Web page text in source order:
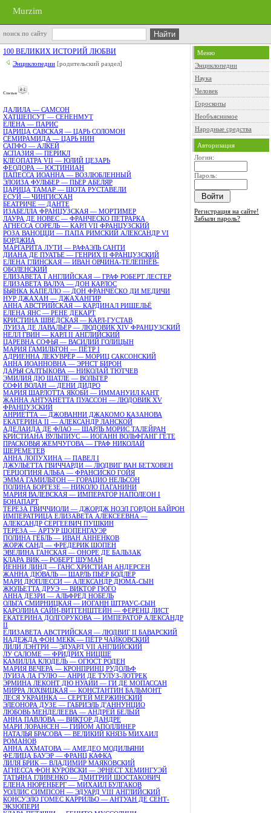
Murzim
поиск по сайту
100 ВЕЛИКИХ ИСТОРИЙ ЛЮБВИ
Энциклопедии [родительский раздел]
Cтатьи :
ДАЛИЛА — САМСОН
ХАТШЕПСУТ — СЕНЕНМУТ
ЕЛЕНА — ПАРИС
ЦАРИЦА САВСКАЯ — ЦАРЬ СОЛОМОН
СЕМИРАМИДА — ЦАРЬ НИН
САПФО — АЛКЕЙ
АСПАЗИЯ — ПЕРИКЛ
КЛЕОПАТРА VII — ЮЛИЙ ЦЕЗАРЬ
ФЕОДОРА — ЮСТИНИАН
ПАПЕССА ИОАННА — ВОЗЛЮБЛЕННЫЙ
ЭЛОИЗА ФУЛЬБЕР — ПЬЕР АБЕЛЯР
ЦАРИЦА ТАМАР — ШОТА РУСТАВЕЛИ
ЕСУЙ — ЧИНГИСХАН
БЕАТРИЧЕ — ДАНТЕ
ИЗАБЕЛЛА ФРАНЦУЗСКАЯ — МОРТИМЕР
ЛАУРА ДЕ НОВЕС — ФРАНЧЕСКО ПЕТРАРКА
АГНЕССА СОРЕЛЬ — КАРЛ VII ФРАНЦУЗСКИЙ
РОЗА ВАНОЦЦИ — ПАПА РИМСКИЙ АЛЕКСАНДР VI
БОРДЖИА
МАРГАРИТА ЛУТИ — РАФАЭЛЬ САНТИ
ДИАНА ДЕ ПУАТЬЕ — ГЕНРИХ II ФРАНЦУЗСКИЙ
ЕЛЕНА ГЛИНСКАЯ — ИВАН ОВЧИНА-ТЕЛЕПНЁВ-
ОБОЛЕНСКИЙ
ЕЛИЗАВЕТА I АНГЛИЙСКАЯ — ГРАФ РОБЕРТ ЛЕСТЕР
ЕЛИЗАВЕТА ВАЛУА — ДОН КАРЛОС
БЬЯНКА КАПЕЛЛО — ДОН ФРАНЧЕСКО ДИ МЕДИЧИ
НУР ДЖАХАН — ДЖАХАНГИР
АННА АВСТРИЙСКАЯ — КАРДИНАЛ РИШЕЛЬЁ
ЕЛЕНА ЯНС — РЕНЕ ДЕКАРТ
КРИСТИНА ШВЕДСКАЯ — КАРЛ-ГУСТАВ
ЛУИЗА ДЕ ЛАВАЛЬЕР — ЛЮДОВИК XIV ФРАНЦУЗСКИЙ
НЕЛЛ ГВИН — КАРЛ II АНГЛИЙСКИЙ
ЦАРЕВНА СОФЬЯ — ВАСИЛИЙ ГОЛИЦЫН
МАРИЯ ГАМИЛЬТОН — ПЁТР I
АДРИЕННА ЛЕКУВРЁР — МОРИЦ САКСОНСКИЙ
АННА ИОАННОВНА — ЭРНСТ БИРОН
ДАРЬЯ САЛТЫКОВА — НИКОЛАЙ ТЮТЧЕВ
ЭМИЛИЯ ДЮ ШАТЛЕ — ВОЛЬТЕР
СОФИ ВОЛАН — ДЕНИ ДИДРО
МАРИЯ ШАРЛОТТА ЯКОБИ — ИММАНУИЛ КАНТ
ЖАННА АНТУАНЕТТА ПУАССОН — ЛЮДОВИК XV
ФРАНЦУЗСКИЙ
АНРИЕТТА — ДЖОВАННИ ДЖАКОМО КАЗАНОВА
ЕКАТЕРИНА II — АЛЕКСАНДР ЛАНСКОЙ
АДЕЛАИДА ДЕ ФЛАО — ШАРЛЬ МОРИС ТАЛЕЙРАН
КРИСТИАНА ВУЛЬПИУС — ИОГАНН ВОЛЬФГАНГ ГЁТЕ
ПРАСКОВЬЯ ЖЕМЧУГОВА — ГРАФ НИКОЛАЙ
ШЕРЕМЕТЕВ
АННА ЛОПУХИНА — ПАВЕЛ I
ДЖУЛЬЕТТА ГВИЧЧАРДИ — ЛЮДВИГ ВАН БЕТХОВЕН
ГЕРЦОГИНЯ АЛЬБА — ФРАНСИСКО ГОЙЯ
ЭММА ГАМИЛЬТОН — ГОРАЦИО НЕЛЬСОН
ПОЛИНА БОРГЕЗЕ — НИКОЛО ПАГАНИНИ
МАРИЯ ВАЛЕВСКАЯ — ИМПЕРАТОР НАПОЛЕОН I
БОНАПАРТ
ТЕРЕЗА ГВИЧЧИОЛИ — ДЖОРДЖ НОЭЛ ГОРДОН БАЙРОН
ИМПЕРАТРИЦА ЕЛИЗАВЕТА АЛЕКСЕЕВНА —
АЛЕКСАНДР СЕРГЕЕВИЧ ПУШКИН
ТЕРЕЗА — АРТУР ШОПЕНГАУЭР
ПОЛИНА ГЁБЛЬ — ИВАН АННЕНКОВ
ЖОРЖ САНД — ФРЕДЕРИК ШОПЕН
ЭВЕЛИНА ГАНСКАЯ — ОНОРЕ ДЕ БАЛЬЗАК
КЛАРА ВИК — РОБЕРТ ШУМАН
ЙЕННИ ЛИНД — ГАНС ХРИСТИАН АНДЕРСЕН
ЖАННА ДЮВАЛЬ — ШАРЛЬ ПЬЕР БОДЛЕР
МАРИ ДЮПЛЕССИ — АЛЕКСАНДР ДЮМА-СЫН
ЖЮЛЬЕТТА ДРУЭ — ВИКТОР ГЮГО
АННА ДЕЗРИ — АЛЬФРЕД НОБЕЛЬ
ОЛЬГА СМИРНИЦКАЯ — ИОГАНН ШТРАУС-СЫН
КАРОЛИНА САЙН-ВИТГЕНШТЕЙН — ФЕРЕНЦ ЛИСТ
ЕКАТЕРИНА ДОЛГОРУКОВА — ИМПЕРАТОР АЛЕКСАНДР
II
ЕЛИЗАВЕТА АВСТРИЙСКАЯ — ЛЮДВИГ II БАВАРСКИЙ
НАДЕЖДА ФОН МЕКК — ПЁТР ЧАЙКОВСКИЙ
ЛИЛИ ЛЭНТРИ — ЭДУАРД VII АНГЛИЙСКИЙ
ЛУ САЛОМЕ — ФРИДРИХ НИЦШЕ
КАМИЛЛА КЛОДЕЛЬ — ОГЮСТ РОДЕН
МАРИЯ ВЕЧЕРА — КРОНПРИНЦ РУДОЛЬФ
ЛУИЗА ЛА ГУЛЮ — АНРИ ДЕ ТУЛУЗ-ЛОТРЕК
ЭРМИНА ЛЕКОНТ ДЮ НУАЙИ — ГИ ДЕ МОПАССАН
МИРРА ЛОХВИЦКАЯ — КОНСТАНТИН БАЛЬМОНТ
ЛЕСЯ УКРАИНКА — СЕРГЕЙ МЕРЖИНСКИЙ
ЭЛЕОНОРА ДУЗЕ — ГАБРИЭЛЬ Д'АННУНЦИО
ЛЮБОВЬ МЕНДЕЛЕЕВА — АНДРЕЙ БЕЛЫЙ
АННА ПАВЛОВА — ВИКТОР ДАНДРЕ
МАРИ ЛОРАНСЕН — ГИЙОМ АПОЛЛИНЕР
НАТАЛЬЯ БРАСОВА — ВЕЛИКИЙ КНЯЗЬ МИХАИЛ
РОМАНОВ
АННА АХМАТОВА — АМЕДЕО МОДИЛЬЯНИ
ФЕЛИЦА БАУЭР — ФРАНЦ КАФКА
ЛИЛЯ БРИК — ВЛАДИМИР МАЯКОВСКИЙ
АГНЕССА ФОН КУРОВСКИ — ЭРНЕСТ ХЕМИНГУЭЙ
ТАТЬЯНА ГЛИВЕНКО — ДМИТРИЙ ШОСТАКОВИЧ
ЕЛЕНА НЮРЕНБЕРГ — МИХАИЛ БУЛГАКОВ
УОЛЛИС СИМПСОН — ЭДУАРД VIII АНГЛИЙСКИЙ
КОНСУЭЛО ГОМЕС КАРРИЛЬО — АНТУАН ДЕ СЕНТ-
ЭКЗЮПЕРИ
Меню
Энциклопедии
Наука
Человек
Гороскопы
Необъяснимое
Народные средства
Авторизация
Логин:
Пароль:
Регистрация на сайте!
Забыли пароль?